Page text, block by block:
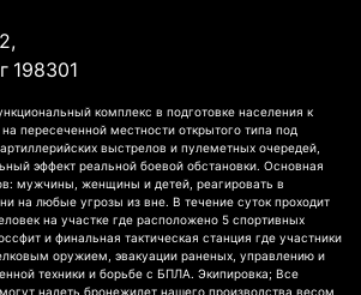
198301
комплекс в подготовке населения к
пересеченной местности открытого типа под
выстрелов и пулеметных очередей,
эффект реальной боевой обстановки. Основная
мужчины, женщины и детей, реагировать в
на любые угрозы из вне. В течение суток проходит
на участке где расположено 5 спортивных
и финальная тактическая станция где участники
оружием, эвакуации раненых, управлению и
техники и борьбе с БПЛА. Экипировка; Все
надеть бронежилет нашего производства весом